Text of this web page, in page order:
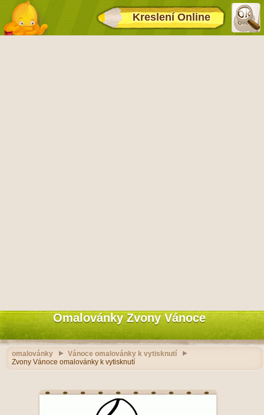
Kreslení Online
Omalovánky Zvony Vánoce
omalovánky
Vánoce omalovánky k vytisknutí
Zvony Vánoce omalovánky k vytisknutí